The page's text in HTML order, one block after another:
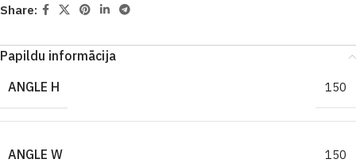
Share:
Papildu informācija
ANGLE H
150
ANGLE W 150